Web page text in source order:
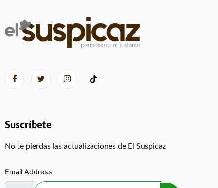
Suscríbete
No te pierdas las actualizaciones de El Suspicaz
Email Address